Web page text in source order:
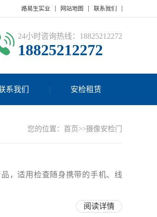
路易生实业 网站地图 联系我们
24小时咨询热线：18825212272
18825212272
系我们 安检租赁
您的位置： 首页>>摄像安检门
，适用检查随身携带的手机、线
阅读详情